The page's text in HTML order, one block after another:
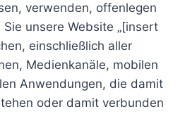
verwenden, offenlegen
unsere Website „[insert
einschließlich aller
Medienkanäle, mobilen
Anwendungen, die damit
oder damit verbunden